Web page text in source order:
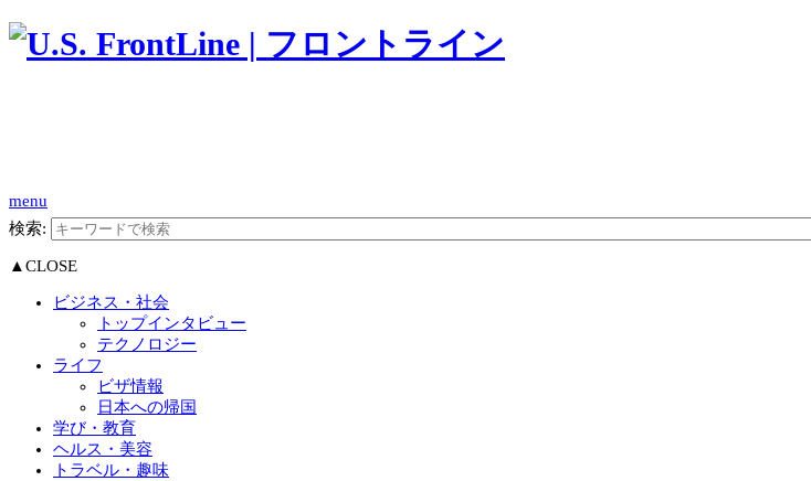
menu
検索:
▲CLOSE
ビジネス・社会
トップインタビュー
テクノロジー
ライフ
ビザ情報
日本への帰国
学び・教育
ヘルス・美容
トラベル・趣味